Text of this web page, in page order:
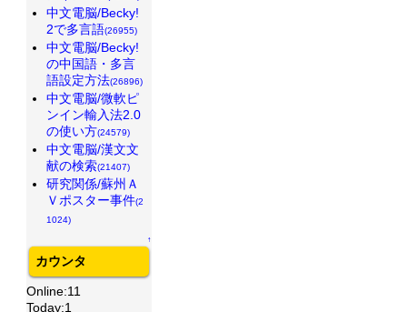
中文電脳/Becky!
2で多言語(26955)
中文電脳/Becky!
の中国語・多言
語設定方法(26896)
中文電脳/微軟ピ
ンイン輸入法2.0
の使い方(24579)
中文電脳/漢文文
献の検索(21407)
研究関係/蘇州Ａ
Ｖポスター事件(2
1024)
↑
カウンタ
Online:11
Today:1